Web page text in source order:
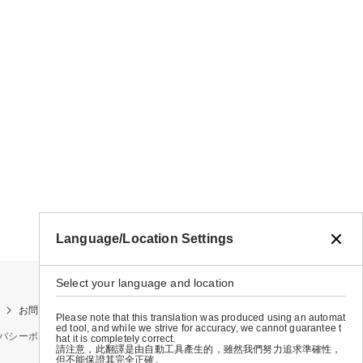
お問い合わせ
シーポリシー 特定商取引法に基づく表示 会社概要
Language/Location Settings
Select your language and location
Please note that this translation was produced using an automat
ed tool, and while we strive for accuracy, we cannot guarantee t
hat it is completely correct.
請注意，此翻譯是由自動工具產生的，雖然我們努力追求準確性，
但不能保證其完全正確。